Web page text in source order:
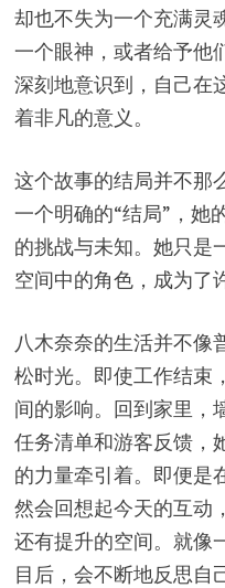
却也不失为一个充满灵
一个眼神，或者给予他
深刻地意识到，自己在
着非凡的意义。
这个故事的结局并不那
一个明确的“结局”，她
的挑战与未知。她只是
空间中的角色，成为了
八木奈奈的生活并不像
松时光。即使工作结束
间的影响。回到家里，
任务清单和游客反馈，
的力量牵引着。即便是
然会回想起今天的互动
还有提升的空间。就像
目后，会不断地反思自